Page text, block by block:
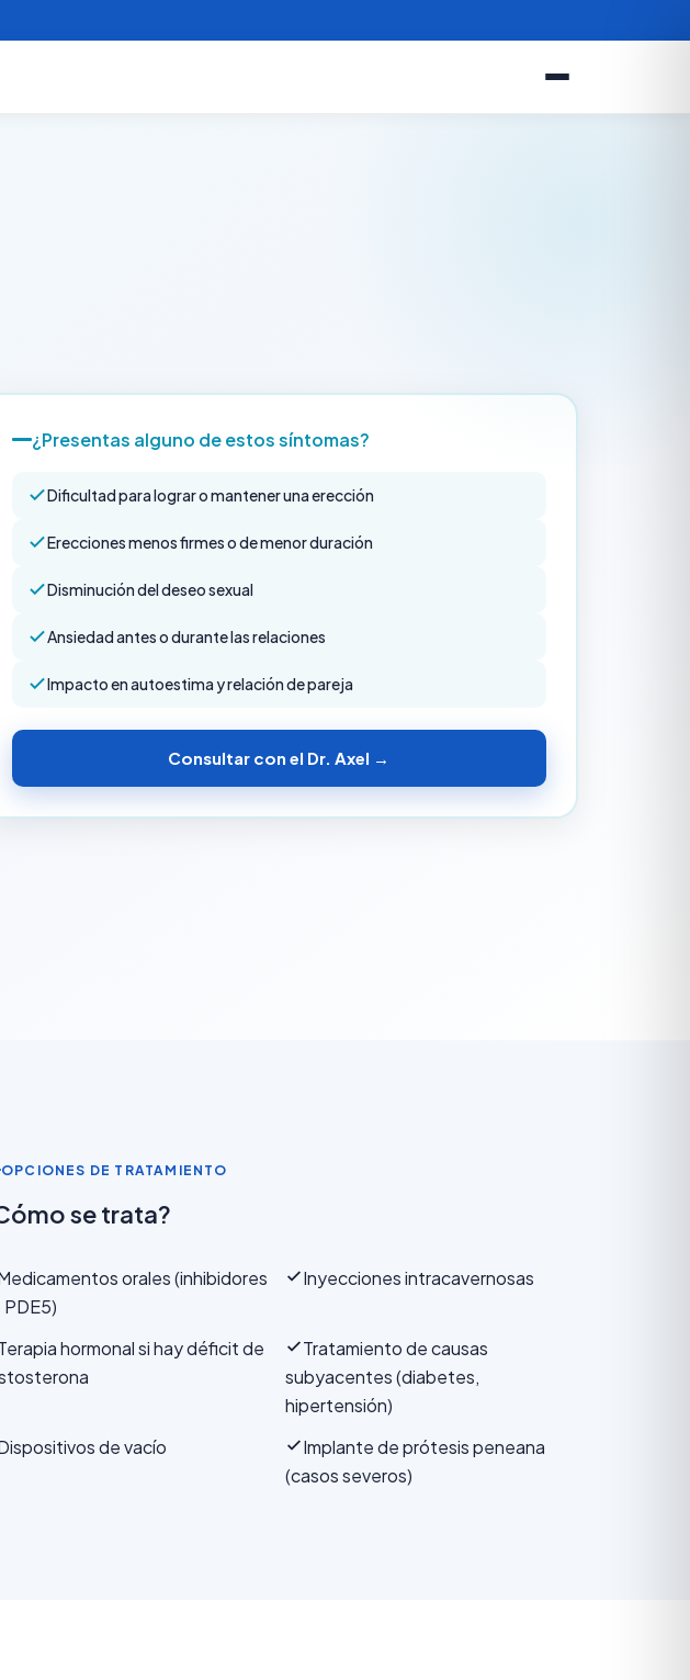
¿Presentas alguno de estos síntomas?
Dificultad para lograr o mantener una erección
Erecciones menos firmes o de menor duración
Disminución del deseo sexual
Ansiedad antes o durante las relaciones
Impacto en autoestima y relación de pareja
Consultar con el Dr. Axel →
OPCIONES DE TRATAMIENTO
se trata?
orales (inhibidores
Inyecciones intracavernosas
hormonal si hay déficit de
Tratamiento de causas
subyacentes (diabetes,
hipertensión)
de vacío
Implante de prótesis peneana
(casos severos)